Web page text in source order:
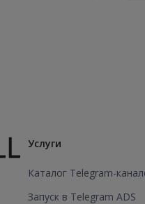
Услуги
Каталог Telegram-
Запуск в Telegram ADS